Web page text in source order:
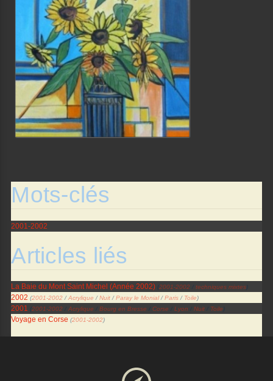
Mots-clés
2001-2002
Articles liés
La Baie du Mont Saint Michel (Année 2002) (2001-2002 /techniques mixtes
2002 (2001-2002/Acrylique /Nuit/Paray le Monial/Paris/ Toile)
2001 (2001-2002 /Acrylique /Bourg en Bresse /Corse /Lyon /Nuit Toile
Voyage en Corse (2001-2002)